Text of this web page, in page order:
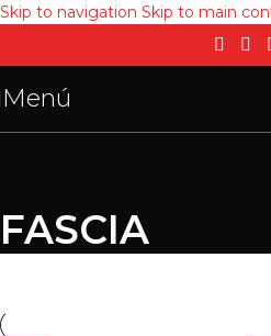
Skip to navigation Skip to main
Menú
FASCIA